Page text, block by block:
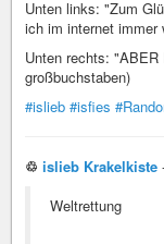
Unten links: "Zum
ich im internet immer
Unten rechts:
großbuchstaben)
#islieb #isfies
♲ islieb Krakelkiste
Weltrettung